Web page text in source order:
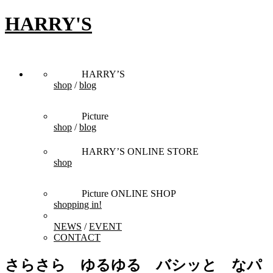
HARRY'S
HARRY’S
shop /blog
Picture
shop /blog
HARRY’S ONLINE STORE
shop
Picture ONLINE SHOP
shopping in!
NEWS /EVENT
CONTACT
さらさら ゆるゆる バシッと なパ